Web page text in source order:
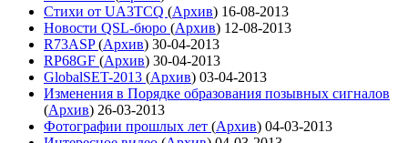
Стихи от UA3TCQ (Архив) 16-08-2013
Новости QSL-бюро (Архив) 12-08-2013
R73ASP(Архив) 30-04-2013
RP68GF (Архив) 30-04-2013
GlobalSET-2013 (Архив) 03-04-2013
Изменения в Порядке образования позывных сигналов
(Архив) 26-03-2013
Фотографии прошлых лет (Архив) 04-03-2013